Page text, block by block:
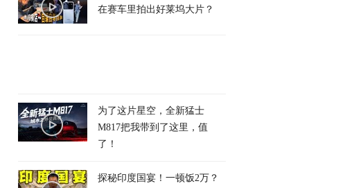
在赛车里拍出好莱坞大片？
为了这片星空，全新猛士
M817把我带到了这里，值
了！
探秘印度国宴！一顿饭2万？